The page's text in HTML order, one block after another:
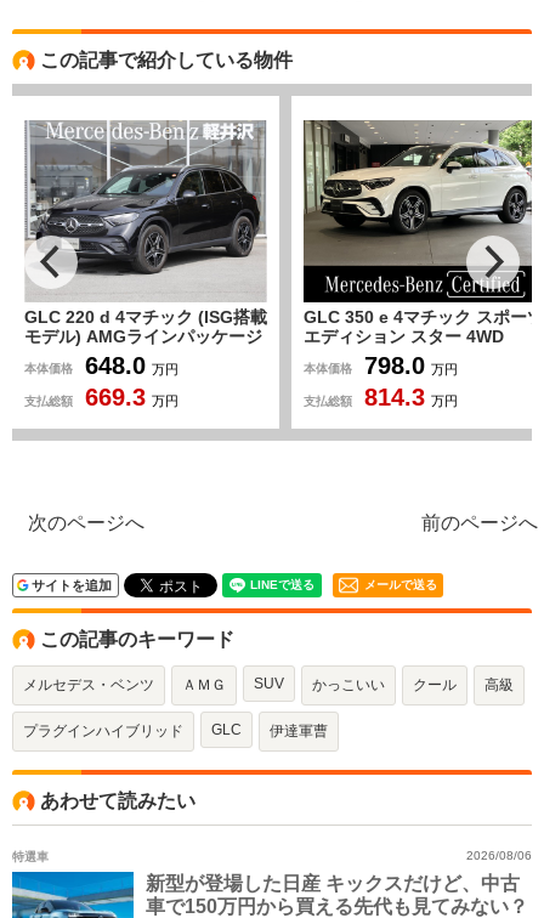
この記事で紹介している物件
GLC 43 4マチック 4WD
MP202502 1オーナー グラフ
ァイトグレー 黒ハーフレザ
ー 前後ドラレコ 純正
20AW 全席ヒーター 360°
メラ パワーバックドア ル
フレール ワイヤレス
本体価格 878.0 万円
支払総額 901 万円
GLC 350 e 4マチック スポーツ
エディション スター 4WD
MP202601 パノラミックスライ
ディングルーフ 電動リヤゲー
ト メモリー付きパワーシー
ト シートヒーター 360度カ
メラシステム アンビエントラ
本体価格 798.0 万円
支払総額 814.3 万円
次のページへ 前のページへ
サイトを追加 メールで送る
この記事のキーワード
メルセデス・ベンツ ＡＭＧ SUV かっこいい クール 高級
プラグインハイブリッド GLC 伊達軍曹
あわせて読みたい
特選車
新型が登場した日産 キックスだけど、中古
車で150万円から買える先代も見てみない？
2026/08/06